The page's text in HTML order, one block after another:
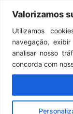
Valorizamos
Utilizamos
navegação,
analisar nosso
concorda com
Menu
Artigos PC
O